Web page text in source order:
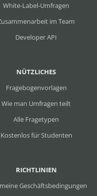
RICHTLINIEN
Geschäftsbedingungen
NÜTZLICHES
Fragebogenvorlagen
Wie man Umfragen teilt
Alle Fragetypen
Kostenlos für Studenten
White-Label-Umfragen
im Team
Developer API